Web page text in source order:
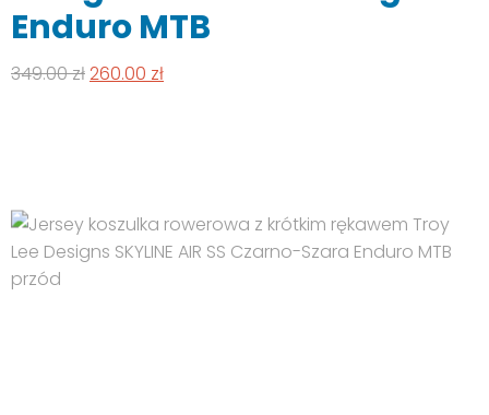
wybrać
na
stronie
Enduro MTB
349.00złPierwotna
260.00 złAktualna